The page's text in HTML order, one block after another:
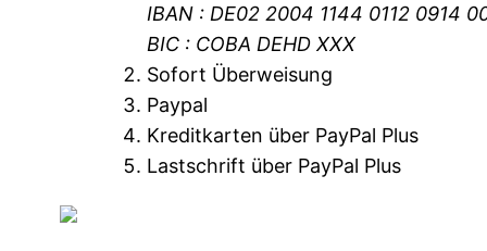
IBAN : DE02 2004 1144 0112 0914
BIC : COBA DEHD XXX
Sofort Überweisung
Paypal
Kreditkarten über PayPal Plus
Lastschrift über PayPal Plus